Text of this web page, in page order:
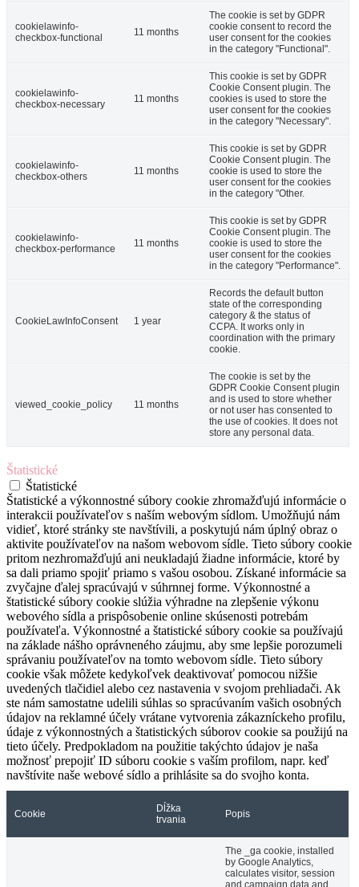
cookielawinfo-
checkbox-functional
11 months
The cookie is set by GDPR
cookie consent to record the
user consent for the cookies
in the category "Functional".
cookielawinfo-
checkbox-necessary
11 months
This cookie is set by GDPR
Cookie Consent plugin. The
cookies is used to store the
user consent for the cookies
in the category "Necessary".
cookielawinfo-
checkbox-others
11 months
This cookie is set by GDPR
Cookie Consent plugin. The
cookie is used to store the
user consent for the cookies
in the category "Other.
cookielawinfo-
checkbox-performance
11 months
This cookie is set by GDPR
Cookie Consent plugin. The
cookie is used to store the
user consent for the cookies
in the category "Performance".
CookieLawInfoConsent 1 year
Records the default button
state of the corresponding
category & the status of
CCPA. It works only in
coordination with the primary
cookie.
viewed_cookie_policy 11 months
The cookie is set by the
GDPR Cookie Consent plugin
and is used to store whether
or not user has consented to
the use of cookies. It does not
store any personal data.
Štatistické
Štatistické
Štatistické a výkonnostné súbory cookie zhromažďujú informácie o
interakcii používateľov s naším webovým sídlom. Umožňujú nám
vidieť, ktoré stránky ste navštívili, a poskytujú nám úplný obraz o
aktivite používateľov na našom webovom sídle. Tieto súbory cookie
pritom nezhromažďujú ani neukladajú žiadne informácie, ktoré by
sa dali priamo spojiť priamo s vašou osobou. Získané informácie sa
zvyčajne ďalej spracúvajú v súhrnnej forme. Výkonnostné a
štatistické súbory cookie slúžia výhradne na zlepšenie výkonu
webového sídla a prispôsobenie online skúsenosti potrebám
používateľa. Výkonnostné a štatistické súbory cookie sa používajú
na základe nášho oprávneného záujmu, aby sme lepšie porozumeli
správaniu používateľov na tomto webovom sídle. Tieto súbory
cookie však môžete kedykoľvek deaktivovať pomocou nižšie
uvedených tlačidiel alebo cez nastavenia v svojom prehliadači. Ak
ste nám samostatne udelili súhlas so spracúvaním vašich osobných
údajov na reklamné účely vrátane vytvorenia zákazníckeho profilu,
údaje z výkonnostných a štatistických súborov cookie sa použijú na
tieto účely. Predpokladom na použitie takýchto údajov je naša
možnosť prepojiť ID súboru cookie s vaším profilom, napr. keď
navštívite naše webové sídlo a prihlásite sa do svojho konta.
Cookie
Dĺžka
trvania
Popis
The _ga cookie, installed
by Google Analytics,
calculates visitor, session
and campaign data and